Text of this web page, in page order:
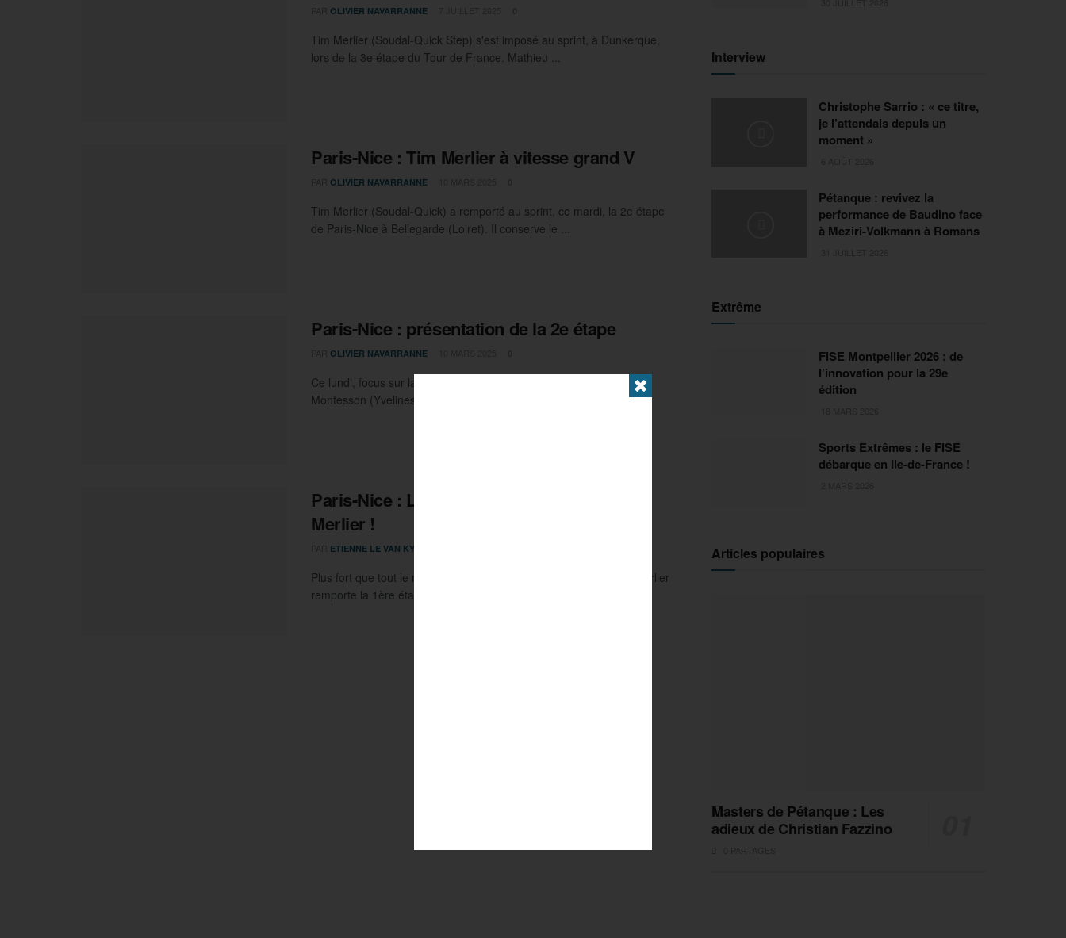
OLIVIER NAVARRANNE
Tim Merlier (Soudal-Quick Step) s'est imposé au sprint, à Dunkerque,
lors de la 3e étape du Tour de France. Mathieu ...
Paris-Nice : Tim Merlier à vitesse grand V
OLIVIER NAVARRANNE
Tim Merlier (Soudal-Quick) a remporté au sprint, ce mardi, la 2e étape
de Paris-Nice à Bellegarde (Loiret). Il conserve le ...
Paris-Nice : présentation de la 2e étape
OLIVIER NAVARRANNE
Ce lundi, focus sur la 2e étape de Paris-Nice, avec 183,9km entre
Montesson (Yvelines) et Bellegarde (Loiret). Le parcours Des ...
Paris-Nice : La première étape pour Tim
Merlier !
ETIENNE LE VAN KY
Plus fort que tout le monde au sprint, le champion d’Europe Tim Merlier
remporte la 1ère étape de Paris-Nice et ...
Interview
Christophe Sarrio : « ce titre,
je l’attendais depuis un
moment »
Pétanque : revivez la
performance de Baudino face
à Meziri-Volkmann à Romans
Extrême
FISE Montpellier 2026 : de
l’innovation pour la 29e
édition
Sports Extrêmes : le FISE
débarque en Ile-de-France !
Articles populaires
Masters de Pétanque : Les
adieux de Christian Fazzino
✖